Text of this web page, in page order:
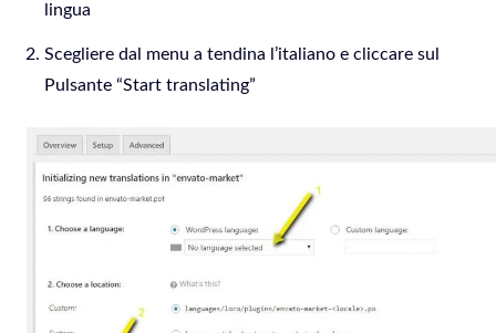
lingua
Scegliere dal menu a tendina l’italiano e cliccare sul
Pulsante “Start translating”